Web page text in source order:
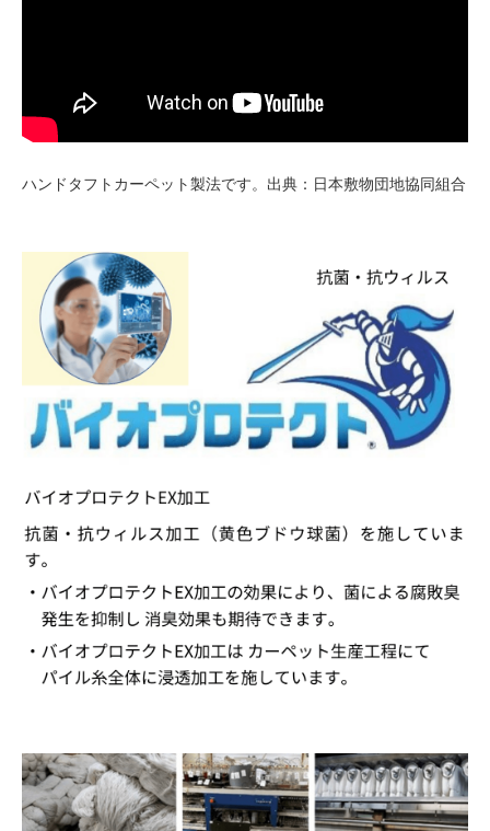
ハンドタフトカーペット製法です。出典：日本敷物団地協同組合